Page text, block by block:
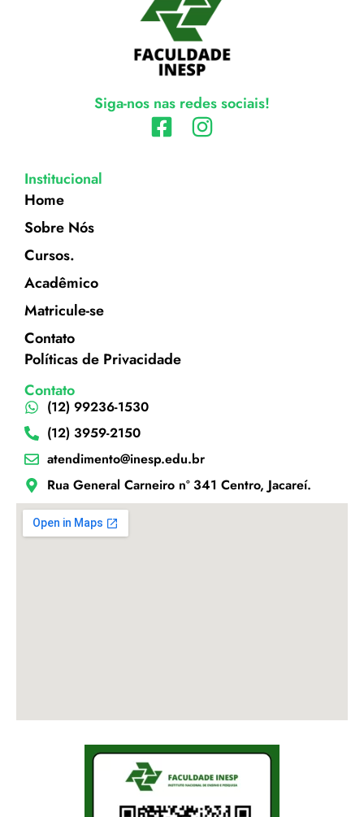
Siga-nos nas redes sociais!
Institucional
Home
Sobre Nós
Cursos.
Acadêmico
Matricule-se
Contato
Políticas de Privacidade
Contato
(12) 99236-1530
(12) 3959-2150
atendimento@inesp.edu.br
Rua General Carneiro nº 341 Centro, Jacareí.